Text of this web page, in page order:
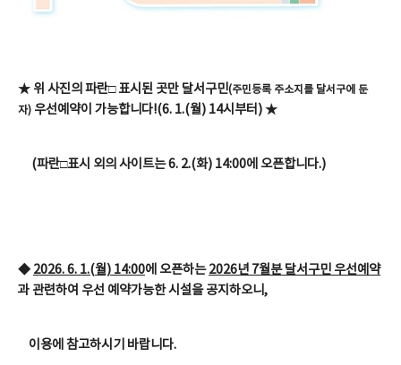
★ 위 사진의 파란□ 표시된 곳만 달서구민(주민등록 주소지를 달서구에 둔
자) 우선예약이 가능합니다!(6. 1.(월) 14시부터) ★
(파란□표시 외의 사이트는 6. 2.(화) 14:00에 오픈합니다.)
◆ 2026. 6. 1.(월) 14:00에 오픈하는2026년 7월분 달서구민 우선예약
과 관련하여 우선 예약가능한 시설을 공지하오니,
이용에 참고하시기 바랍니다.